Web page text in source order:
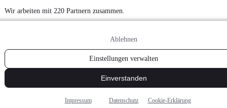
Wir arbeiten mit 220 Partnern zusammen.
Ablehnen
Einstellungen verwalten
Einverstanden
Impressum Datenschutz Cookie-Erklärung